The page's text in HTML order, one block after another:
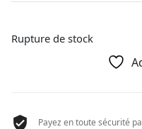
Rupture de stock
Payez en toute sécurité